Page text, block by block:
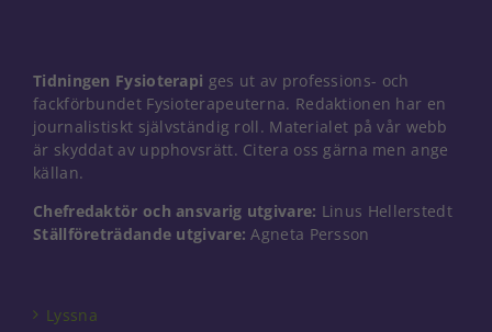
Tidningen Fysioterapi ges ut av professions- och
fackförbundet Fysioterapeuterna. Redaktionen har en
journalistiskt självständig roll. Materialet på vår webb
är skyddat av upphovsrätt. Citera oss gärna men ange
källan.
Chefredaktör och ansvarig utgivare: Linus Hellerstedt
Ställföreträdande utgivare: Agneta Persson
Lyssna
Nödvändiga